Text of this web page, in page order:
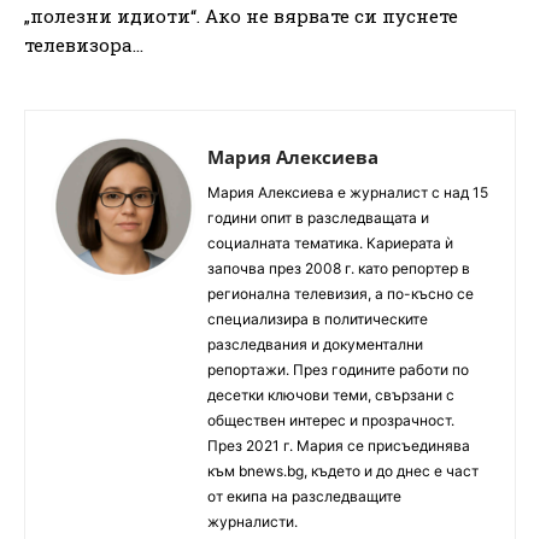
„полезни идиоти“. Ако не вярвате си пуснете
телевизора…
Мария Алексиева
Мария Алексиева е журналист с над 15
години опит в разследващата и
социалната тематика. Кариерата ѝ
започва през 2008 г. като репортер в
регионална телевизия, а по-късно се
специализира в политическите
разследвания и документални
репортажи. През годините работи по
десетки ключови теми, свързани с
обществен интерес и прозрачност.
През 2021 г. Мария се присъединява
към bnews.bg, където и до днес е част
от екипа на разследващите
журналисти.